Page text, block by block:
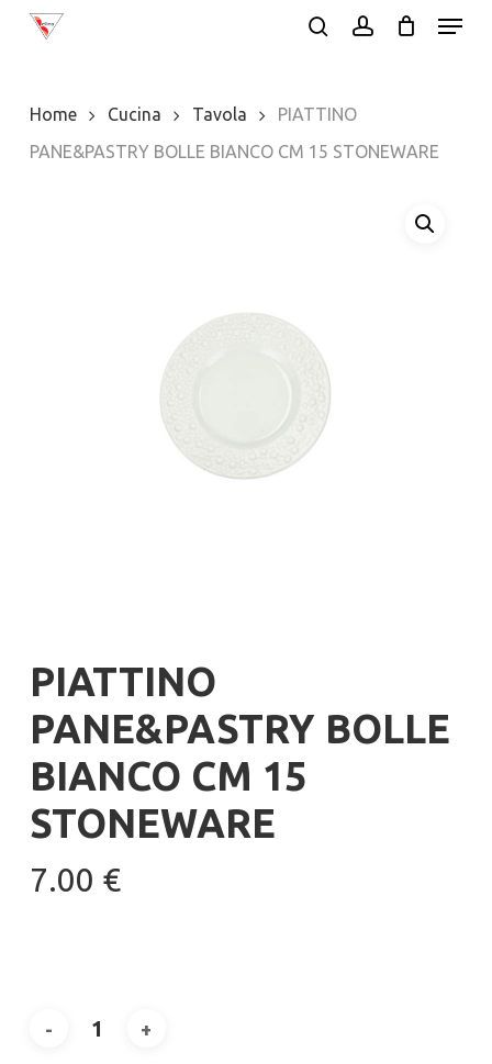
Skip
content
Menu
Home Cucina Tavola
PIATTINO
PANE&PASTRY BOLLE BIANCO CM 15 STONEWARE
PIATTINO
PANE&PASTRY BOLLE
BIANCO CM 15
STONEWARE
7.00 €